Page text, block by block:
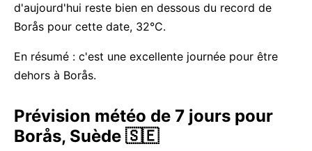
d'aujourd'hui reste bien en dessous du record de
Borås pour cette date, 32°C.
En résumé : c'est une excellente journée pour être
dehors à Borås.
Prévision météo de 7 jours pour
Borås, Suède 🇸🇪